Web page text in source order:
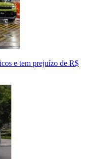
e tem prejuízo de R$